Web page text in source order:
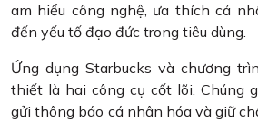
am hiểu công nghệ, ưa thích cá
đến yếu tố đạo đức trong tiêu dùng.
Ứng dụng Starbucks và chương
thiết là hai công cụ cốt lõi. Chúng
gửi thông báo cá nhân hóa và giữ